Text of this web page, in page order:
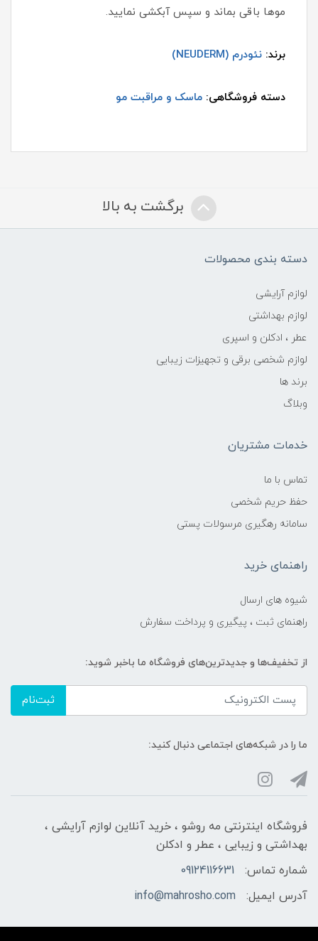
موها باقی بماند و سپس آبکشی نمایید.
برند: نئودرم (NEUDERM)
دسته فروشگاهی: ماسک و مراقبت مو
برگشت به بالا
دسته بندی محصولات
لوازم آرایشی
لوازم بهداشتی
عطر ، ادکلن و اسپری
لوازم شخصی برقی و تجهیزات زیبایی
برند ها
وبلاگ
خدمات مشتریان
تماس با ما
حفظ حریم شخصی
سامانه رهگیری مرسولات پستی
راهنمای خرید
شیوه های ارسال
راهنمای ثبت ، پیگیری و پرداخت سفارش
از تخفیف‌ها و جدیدترین‌های فروشگاه ما باخبر شوید:
ثبت‌نام
ما را در شبکه‌های اجتماعی دنبال کنید:
فروشگاه اینترنتی مه‌ رو‌شو ، خرید آنلاین لوازم آرایشی ،
بهداشتی و زیبایی ، عطر و ادکلن
شماره تماس:
09124116631
آدرس ایمیل:
info@mahrosho.com